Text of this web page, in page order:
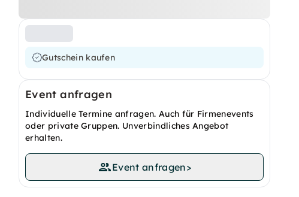
Gutschein kaufen
Event anfragen
Individuelle Termine anfragen. Auch für Firmenevents
oder private Gruppen. Unverbindliches Angebot
erhalten.
Event anfragen>